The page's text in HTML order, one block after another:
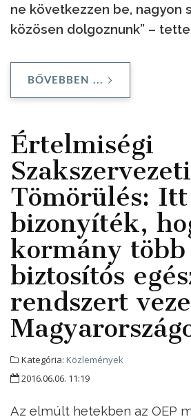
ne következzen be, nagyon
közösen dolgoznunk” –
BŐVEBBEN ...
Értelmiségi
Szakszervezeti
Tömörülés:
bizonyíték,
kormány több
biztosítós
rendszert
Kategória: Közlemények
2016.06.06. 11:19
Az elmúlt hetekben az OEP